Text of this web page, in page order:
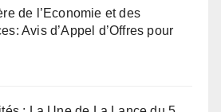
de l’Economie et des
Avis d’Appel d’Offres pour